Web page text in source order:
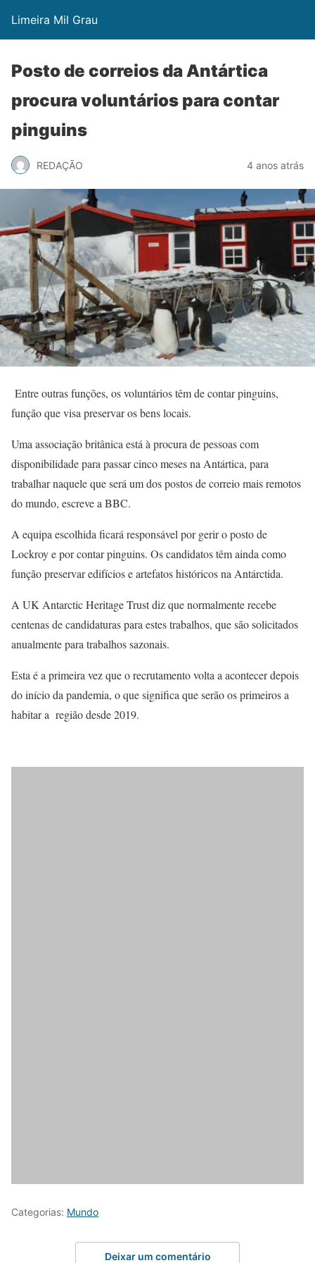
Limeira Mil Grau
Posto de correios da Antártica
procura voluntários para contar
pinguins
REDAÇÃO 4 anos atrás
Entre outras funções, os voluntários têm de contar pinguins,
função que visa preservar os bens locais.
Uma associação britânica está à procura de pessoas com
disponibilidade para passar cinco meses na Antártica, para
trabalhar naquele que será um dos postos de correio mais remotos
do mundo, escreve a BBC.
A equipa escolhida ficará responsável por gerir o posto de
Lockroy e por contar pinguins. Os candidatos têm ainda como
função preservar edifícios e artefatos históricos na Antárctida.
A UK Antarctic Heritage Trust diz que normalmente recebe
centenas de candidaturas para estes trabalhos, que são solicitados
anualmente para trabalhos sazonais.
Esta é a primeira vez que o recrutamento volta a acontecer depois
do início da pandemia, o que significa que serão os primeiros a
habitar a região desde 2019.
Categorias: Mundo
Deixar um comentário